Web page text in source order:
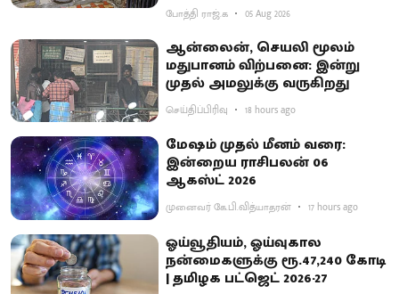
போத்தி ராஜ்.க 05 Aug 2026
ஆன்லைன், செயலி மூலம்
மதுபானம் விற்பனை: இன்று
முதல் அமலுக்கு வருகிறது
செய்திப்பிரிவு 18 hours ago
மேஷம் முதல் மீனம் வரை:
இன்றைய ராசிபலன் 06
ஆகஸ்ட் 2026
முனைவர் கே.பி.வித்யாதரன் 17 hours ago
ஓய்வூதியம், ஓய்வுகால
நன்மைகளுக்கு ரூ.47,240 கோடி
| தமிழக பட்ஜெட் 2026-27